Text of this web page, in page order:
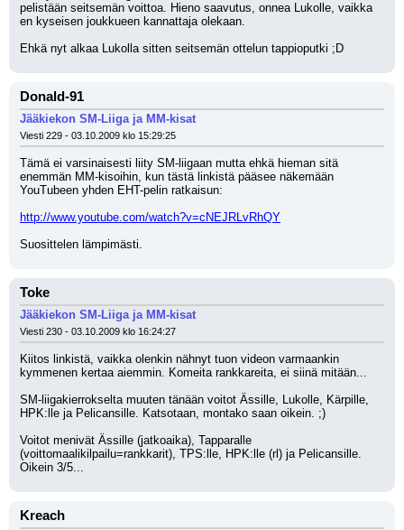
pelistään seitsemän voittoa. Hieno saavutus, onnea Lukolle, vaikka
en kyseisen joukkueen kannattaja olekaan.
Ehkä nyt alkaa Lukolla sitten seitsemän ottelun tappioputki ;D
Donald-91
Jääkiekon SM-Liiga ja MM-kisat
Viesti 229 - 03.10.2009 klo 15:29:25
Tämä ei varsinaisesti liity SM-liigaan mutta ehkä hieman sitä
enemmän MM-kisoihin, kun tästä linkistä pääsee näkemään
YouTubeen yhden EHT-pelin ratkaisun:
http://www.youtube.com/watch?v=cNEJRLvRhQY
Suosittelen lämpimästi.
Toke
Jääkiekon SM-Liiga ja MM-kisat
Viesti 230 - 03.10.2009 klo 16:24:27
Kiitos linkistä, vaikka olenkin nähnyt tuon videon varmaankin
kymmenen kertaa aiemmin. Komeita rankkareita, ei siinä mitään...
SM-liigakierrokselta muuten tänään voitot Ässille, Lukolle, Kärpille,
HPK:lle ja Pelicansille. Katsotaan, montako saan oikein. ;)
Voitot menivät Ässille (jatkoaika), Tapparalle
(voittomaalikilpailu=rankkarit), TPS:lle, HPK:lle (rl) ja Pelicansille.
Oikein 3/5...
Kreach